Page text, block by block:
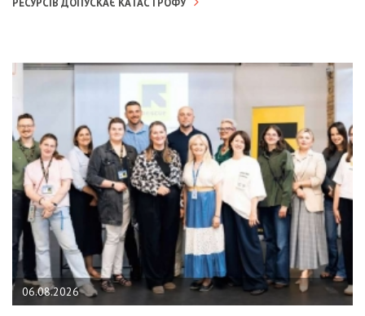
06.08.2026